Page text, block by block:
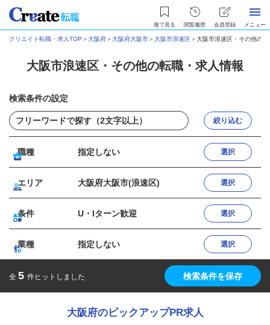
後で見る 閲覧履歴 会員登録 メニュー
クリエイト転職・求人TOP ＞大阪府＞大阪府大阪市＞大阪市浪速区＞大阪市浪速区・その他の
大阪市浪速区・その他の転職・求人情報
検索条件の設定
絞り込む
職種 指定しない 選択
エリア 大阪府大阪市(浪速区) 選択
条件 U・Iターン歓迎 選択
業種 指定しない 選択
全 5 件ヒットしました 検索条件を保存
大阪府のピックアップPR求人